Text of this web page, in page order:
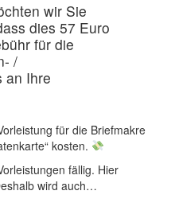
wir Sie
dies 57 Euro
für die
/
an Ihre
für die Briefmakre
kosten.
fällig. Hier
wird auch…